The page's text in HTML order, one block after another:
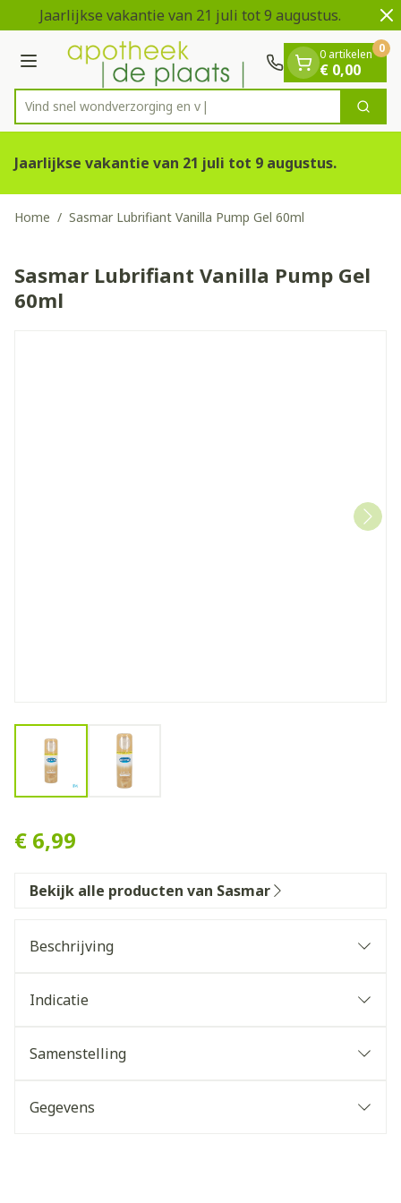
Ga naar de inhoud
1 van 2
Jaarlijkse vakantie van 21 juli tot 9 augustus.
Menu
Product, merk, categorie...
Vind snel wondverzorg Zoek
0 artikelen
€ 0,00
0
Jaarlijkse vakantie van 21 juli tot 9 augustus.
Home / Sasmar Lubrifiant Vanilla Pump Gel 60ml
Sasmar Lubrifiant Vanilla Pump Gel
60ml
View larger imageView larger image
€ 6,99
Bekijk alle producten van Sasmar
Beschrijving
Indicatie
Samenstelling
Gegevens